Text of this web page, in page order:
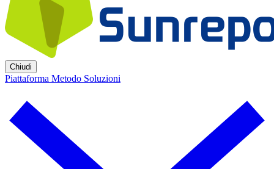
Chiudi
Piattaforma Metodo Soluzioni